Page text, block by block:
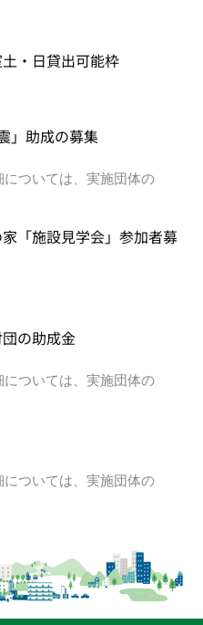
・日貸出可能枠
」助成の募集
ついては、実施団体の
「施設見学会」参加者募
の助成金
ついては、実施団体の
ついては、実施団体の